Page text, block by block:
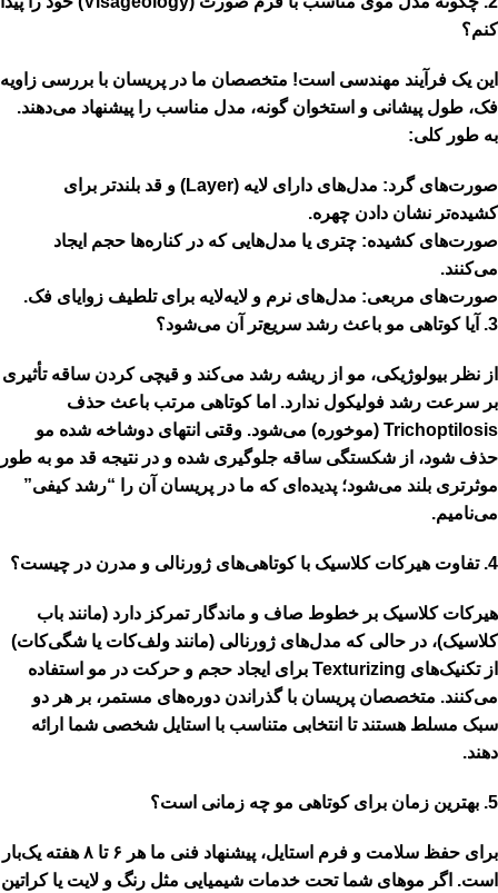
کنم؟
این یک فرآیند مهندسی است! متخصصان ما در پریسان با بررسی زاویه
فک، طول پیشانی و استخوان گونه، مدل مناسب را پیشنهاد می‌دهند.
به طور کلی:
صورت‌های گرد:
مدل‌های دارای لایه (Layer) و قد بلندتر برای
کشیده‌تر نشان دادن چهره.
صورت‌های کشیده: چتری یا مدل‌هایی که در کناره‌ها حجم ایجاد
می‌کنند.
صورت‌های مربعی: مدل‌های نرم و لایه‌لایه برای تلطیف زوایای فک.
3. آیا کوتاهی مو باعث رشد سریع‌تر آن می‌شود؟
از نظر بیولوژیکی، مو از ریشه رشد می‌کند و قیچی کردن ساقه تأثیری
بر سرعت رشد فولیکول ندارد. اما کوتاهی مرتب باعث حذف
Trichoptilosis (موخوره)
می‌شود. وقتی انتهای دوشاخه شده مو
حذف شود، از شکستگی ساقه جلوگیری شده و در نتیجه قد مو به طور
موثرتری بلند می‌شود؛ پدیده‌ای که ما در پریسان آن را “رشد کیفی”
می‌نامیم.
4. تفاوت هیرکات کلاسیک با کوتاهی‌های ژورنالی و مدرن در چیست؟
هیرکات کلاسیک بر خطوط صاف و ماندگار تمرکز دارد (مانند باب
کلاسیک)، در حالی که مدل‌های ژورنالی (مانند ولف‌کات یا شگی‌کات)
از تکنیک‌های Texturizing برای ایجاد حجم و حرکت در مو استفاده
می‌کنند. متخصصان پریسان با گذراندن دوره‌های مستمر، بر هر دو
سبک مسلط هستند تا انتخابی متناسب با استایل شخصی شما ارائه
دهند.
5. بهترین زمان برای کوتاهی مو چه زمانی است؟
برای حفظ سلامت و فرم استایل، پیشنهاد فنی ما هر ۶ تا ۸ هفته
یک‌بار
است. اگر موهای شما تحت خدمات شیمیایی مثل رنگ و لایت یا کراتین